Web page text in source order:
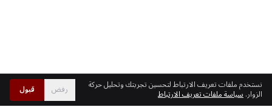
نستخدم ملفات تعريف الارتباط لتحسين تجربتك وتحليل حركة
الزوار.سياسة ملفات تعريف الارتباط رفض قبول